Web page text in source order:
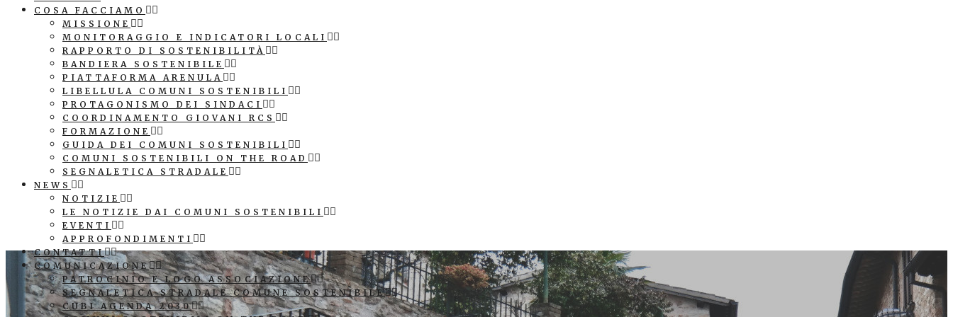
COSA FACCIAMO
MISSIONE
MONITORAGGIO E INDICATORI LOCALI
RAPPORTO DI SOSTENIBILITÀ
BANDIERA SOSTENIBILE
PIATTAFORMA ARENULA
LIBELLULA COMUNI SOSTENIBILI
PROTAGONISMO DEI SINDACI
COORDINAMENTO GIOVANI RCS
FORMAZIONE
GUIDA DEI COMUNI SOSTENIBILI
COMUNI SOSTENIBILI ON THE ROAD
SEGNALETICA STRADALE
NEWS
NOTIZIE
LE NOTIZIE DAI COMUNI SOSTENIBILI
EVENTI
APPROFONDIMENTI
CONTATTI
COMUNICAZIONE
PATROCINIO E LOGO ASSOCIAZIONE
SEGNALETICA STRADALE COMUNE SOSTENIBILE
CUBI AGENDA 2030